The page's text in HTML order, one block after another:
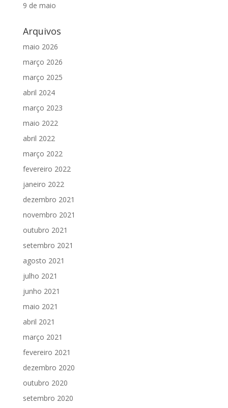
9 de maio
Arquivos
maio 2026
março 2026
março 2025
abril 2024
março 2023
maio 2022
abril 2022
março 2022
fevereiro 2022
janeiro 2022
dezembro 2021
novembro 2021
outubro 2021
setembro 2021
agosto 2021
julho 2021
junho 2021
maio 2021
abril 2021
março 2021
fevereiro 2021
dezembro 2020
outubro 2020
setembro 2020